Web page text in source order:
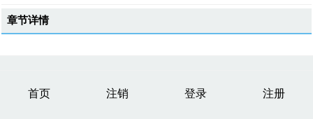
章节详情
首页 注销 登录 注册